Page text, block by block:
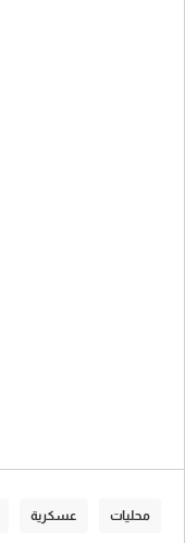
محليات عسكرية